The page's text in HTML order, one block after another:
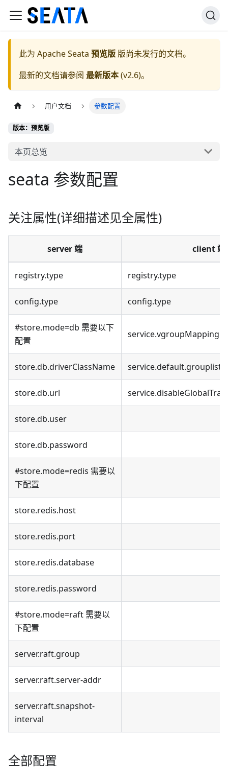
此为 Apache Seata 预览版 版尚未发行的文档。
最新的文档请参阅 最新版本(v2.6)。
用户文档 参数配置
版本：预览版
本页总览
seata 参数配置
关注属性(详细描述见全属性)
server 端 client 端
registry.type registry.type
config.type config.type
#store.mode=db 需要以下
配置
store.db.driverClassName service.default.grouplist
store.db.url
store.db.user
store.db.password
#store.mode=redis 需要以
下配置
store.redis.host
store.redis.port
store.redis.database
store.redis.password
#store.mode=raft 需要以
下配置
server.raft.group
server.raft.server-addr
server.raft.snapshot-
interval
全部配置